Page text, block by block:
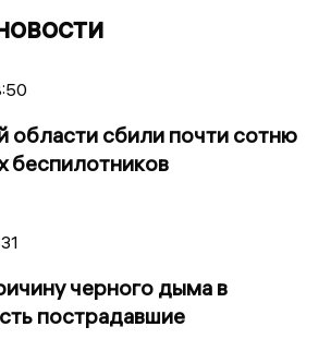
области сбили почти сотню
беспилотников
черного дыма в
пострадавшие